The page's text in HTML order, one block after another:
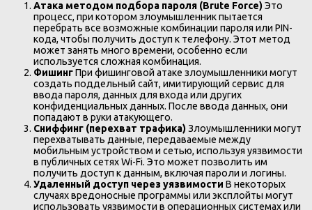
Атака методом подбора пароля (Brute Force)Это
процесс, при котором злоумышленник пытается
перебрать все возможные комбинации пароля или PIN-
кода, чтобы получить доступ к телефону. Этот метод
может занять много времени, особенно если
используется сложная комбинация.
ФишингПри фишинговой атаке злоумышленники могут
создать поддельный сайт, имитирующий сервис для
ввода пароля, данных для входа или других
конфиденциальных данных. После ввода данных, они
попадают в руки атакующего.
Сниффинг (перехват трафика)Злоумышленники могут
перехватывать данные, передаваемые между
мобильным устройством и сетью, используя уязвимости
в публичных сетях Wi-Fi. Это может позволить им
получить доступ к данным, включая пароли и логины.
Удаленный доступ через уязвимости В некоторых
случаях вредоносные программы или эксплойты могут
использовать уязвимости в операционных системах или